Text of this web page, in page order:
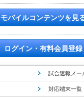
モバイルコンテンツを見
ログイン・有料会員登録
試合速報メー
対応端末一覧